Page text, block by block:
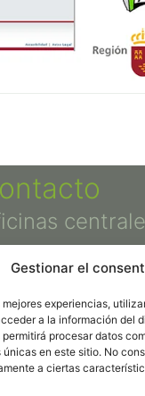
Gestionar el
mejores experiencias,
a la información del
procesar datos
en este sitio. No
a ciertas
Calle Orense 16, 1º
LEGAL
DE COOKIES